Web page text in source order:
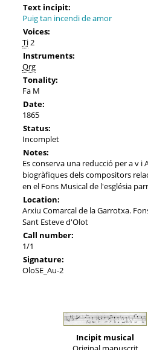
Text incipit:
Puig tan incendi de amor
Voices:
Ti2
Instruments:
Org
Tonality:
Fa M
Date:
1865
Status:
Incomplet
Notes:
Es conserva una reducció per a v i
biogràfiques dels compositors
en el Fons Musical de l'església
Location:
Arxiu Comarcal de la Garrotxa.
Sant Esteve d'Olot
Call number:
1/1
Signature:
OloSE_Au-2
Incipit musical